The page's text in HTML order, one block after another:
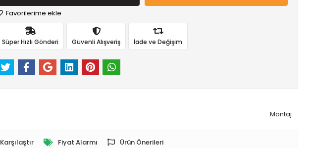
Favorilerime ekle
Süper Hızlı Gönderi Güvenli Alışveriş İade ve Değişim
Montaj
Karşılaştır Fiyat Alarmı Ürün Önerileri